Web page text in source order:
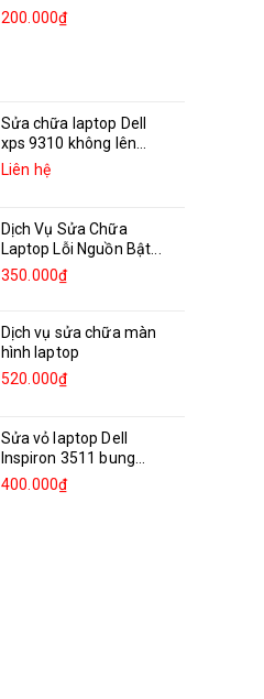
200.000₫
Sửa chữa laptop Dell
xps 9310 không lên...
Liên hệ
Dịch Vụ Sửa Chữa
Laptop Lỗi Nguồn Bật...
350.000₫
Dịch vụ sửa chữa màn
hình laptop
520.000₫
Sửa vỏ laptop Dell
Inspiron 3511 bung
bản...
400.000₫